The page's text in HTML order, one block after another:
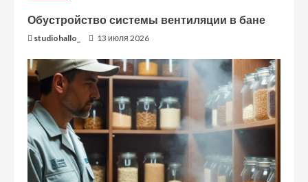
Обустройство системы вентиляции в бане
studiohallo_ 13 июля 2026